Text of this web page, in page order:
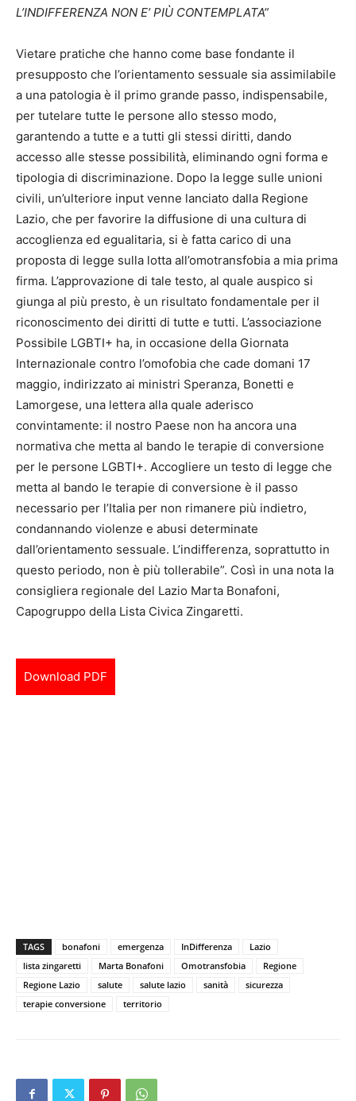
L’INDIFFERENZA NON E’ PIÙ CONTEMPLATA”
Vietare pratiche che hanno come base fondante il
presupposto che l’orientamento sessuale sia assimilabile
a una patologia è il primo grande passo, indispensabile,
per tutelare tutte le persone allo stesso modo,
garantendo a tutte e a tutti gli stessi diritti, dando
accesso alle stesse possibilità, eliminando ogni forma e
tipologia di discriminazione. Dopo la legge sulle unioni
civili, un’ulteriore input venne lanciato dalla Regione
Lazio, che per favorire la diffusione di una cultura di
accoglienza ed egualitaria, si è fatta carico di una
proposta di legge sulla lotta all’omotransfobia a mia prima
firma. L’approvazione di tale testo, al quale auspico si
giunga al più presto, è un risultato fondamentale per il
riconoscimento dei diritti di tutte e tutti. L’associazione
Possibile LGBTI+ ha, in occasione della Giornata
Internazionale contro l’omofobia che cade domani 17
maggio, indirizzato ai ministri Speranza, Bonetti e
Lamorgese, una lettera alla quale aderisco
convintamente: il nostro Paese non ha ancora una
normativa che metta al bando le terapie di conversione
per le persone LGBTI+. Accogliere un testo di legge che
metta al bando le terapie di conversione è il passo
necessario per l’Italia per non rimanere più indietro,
condannando violenze e abusi determinate
dall’orientamento sessuale. L’indifferenza, soprattutto in
questo periodo, non è più tollerabile”. Così in una nota la
consigliera regionale del Lazio Marta Bonafoni,
Capogruppo della Lista Civica Zingaretti.
Download PDF
TAGS bonafoni emergenza InDifferenza
Lazio
lista zingaretti
Marta Bonafoni Omotransfobia
Regione
Regione Lazio
salute salute lazio sanità
sicurezza
terapie conversione
territorio